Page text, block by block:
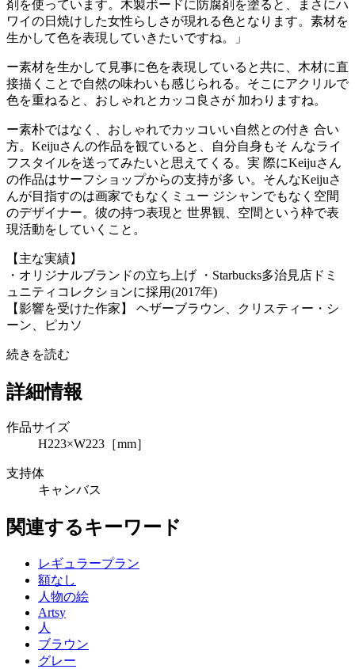
剤を使っています。木製ボードに防腐剤を塗ると、まさにハ
ワイの日焼けした女性らしさが現れる色となります。素材を
生かして色を表現していきたいですね。」
ー素材を生かして見事に色を表現していると共に、木材に直
接描くことで自然の味わいも感じられる。そこにアクリルで
色を重ねると、おしゃれとカッコ良さが 加わりますね。
ー素朴ではなく、おしゃれでカッコいい自然との付き 合い
方。Keijuさんの作品を観ていると、自分自身もそ んなライ
フスタイルを送ってみたいと思えてくる。実 際にKeijuさん
の作品はサーフショップからの支持が多 い。そんなKeijuさ
んが目指すのは画家でもなくミュー ジシャンでもなく空間
のデザイナー。彼の持つ表現と 世界観、空間という枠で表
現活動をしていくこと。
【主な実績】
・オリジナルブランドの立ち上げ ・Starbucks多治見店ドミ
ュニティコレクションに採用(2017年)
【影響を受けた作家】 ヘザーブラウン、クリスティー・シ
ーン、ピカソ
続きを読む
詳細情報
作品サイズ
H223×W223［mm］
支持体
キャンバス
関連するキーワード
レギュラープラン
額なし
人物の絵
Artsy
人
ブラウン
グレー